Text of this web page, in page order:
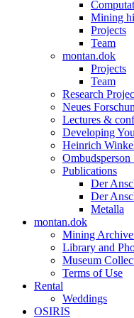
Mining
Projects
Team
montan.dok
Projects
Team
Research
Neues
Lectures &
Developing
Heinrich
Ombudsperson
Publications
Der
Der
Metalla
montan.dok
Mining
Library and
Museum
Terms of Use
Rental
Weddings
OSIRIS